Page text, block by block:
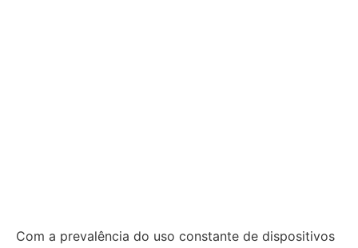
Com a prevalência do uso constante de dispositivos